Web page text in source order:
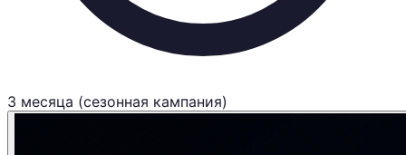
3 месяца (сезонная кампания)